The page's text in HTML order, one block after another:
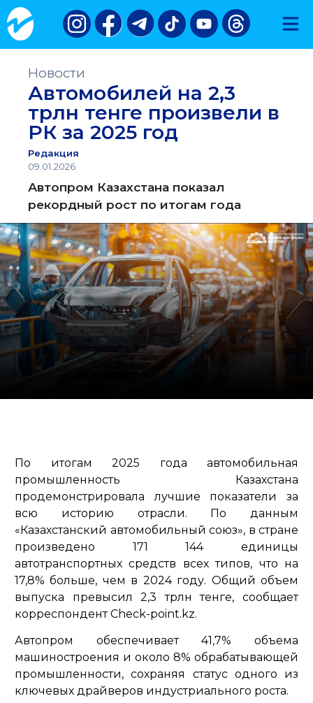
Новости
Автомобилей на 2,3
трлн тенге произвели в
РК за 2025 год
Редакция
09.01.2026
Автопром Казахстана показал
рекордный рост по итогам года
По итогам 2025 года автомобильная
промышленность Казахстана
продемонстрировала лучшие показатели за
всю историю отрасли. По данным
«Казахстанский автомобильный союз», в стране
произведено 171 144 единицы
автотранспортных средств всех типов, что на
17,8% больше, чем в 2024 году. Общий объем
выпуска превысил 2,3 трлн тенге, сообщает
корреспондент Check-point.kz.
Автопром обеспечивает 41,7% объема
машиностроения и около 8% обрабатывающей
промышленности, сохраняя статус одного из
ключевых драйверов индустриального роста.